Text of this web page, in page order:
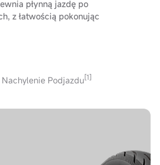
płynną jazdę po
z łatwością pokonując
Nachylenie Podjazdu[1]